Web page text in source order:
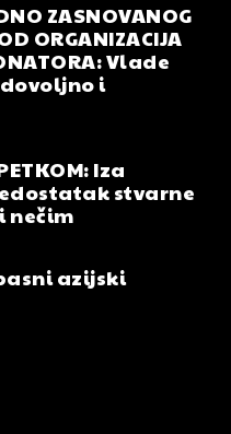
ZASNOVANOG
ORGANIZACIJA
Vlade
i
Iza
stvarne
nečim
azijski